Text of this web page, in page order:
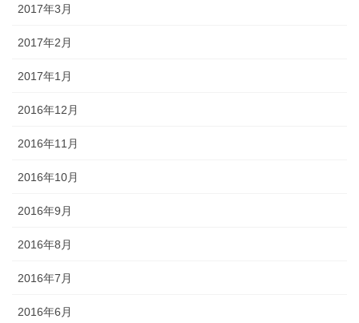
2017年3月
2017年2月
2017年1月
2016年12月
2016年11月
2016年10月
2016年9月
2016年8月
2016年7月
2016年6月